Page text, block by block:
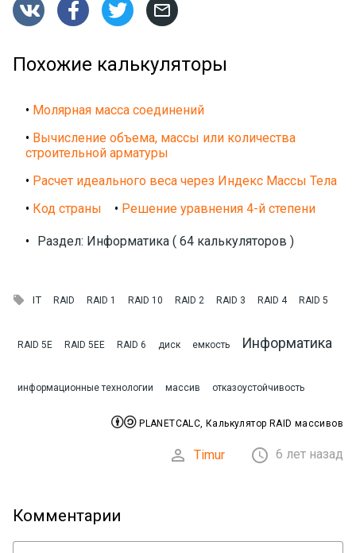
   
Похожие калькуляторы
• Молярная масса соединений
• Вычисление объема, массы или количества
строительной арматуры
• Расчет идеального веса через Индекс Массы Тела
• Код страны • Решение уравнения 4-й степени
• Раздел: Информатика ( 64 калькуляторов )
 IT RAID RAID 1 RAID 10 RAID 2 RAID 3 RAID 4 RAID 5
RAID 5E RAID 5EE RAID 6 диск емкость Информатика
информационные технологии массив отказоустойчивость
PLANETCALC, Калькулятор RAID массивов
 Timur  6 лет назад
Комментарии